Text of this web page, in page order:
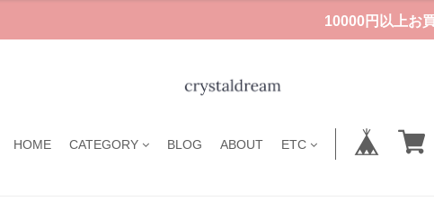
10000円以上お
HOME CATEGORY BLOG ABOUT ETC